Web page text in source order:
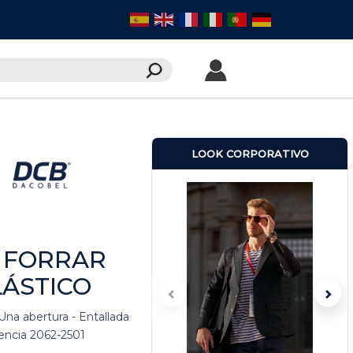
abertura - Entallada
2062-2501
LOOK CORPORATIVO